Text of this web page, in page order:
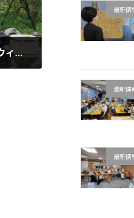
富士宮高校会議所メンバーは、ハロウィンとがみえんまつりに参加しました。
最新情
最新情
最新情